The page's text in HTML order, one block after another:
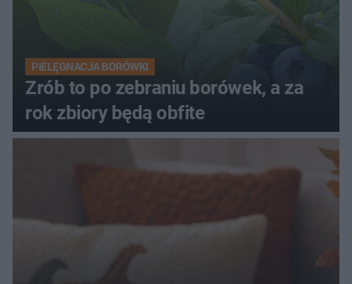
PIELĘGNACJA BORÓWKI
Zrób to po zebraniu borówek, a za
rok zbiory będą obfite